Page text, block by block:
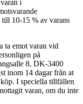
i
10-15 % av varans
ta emot varan vid
på
8, DK-3400
inom 14 dagar från at
I speciella tillfällen
varan, om du inte